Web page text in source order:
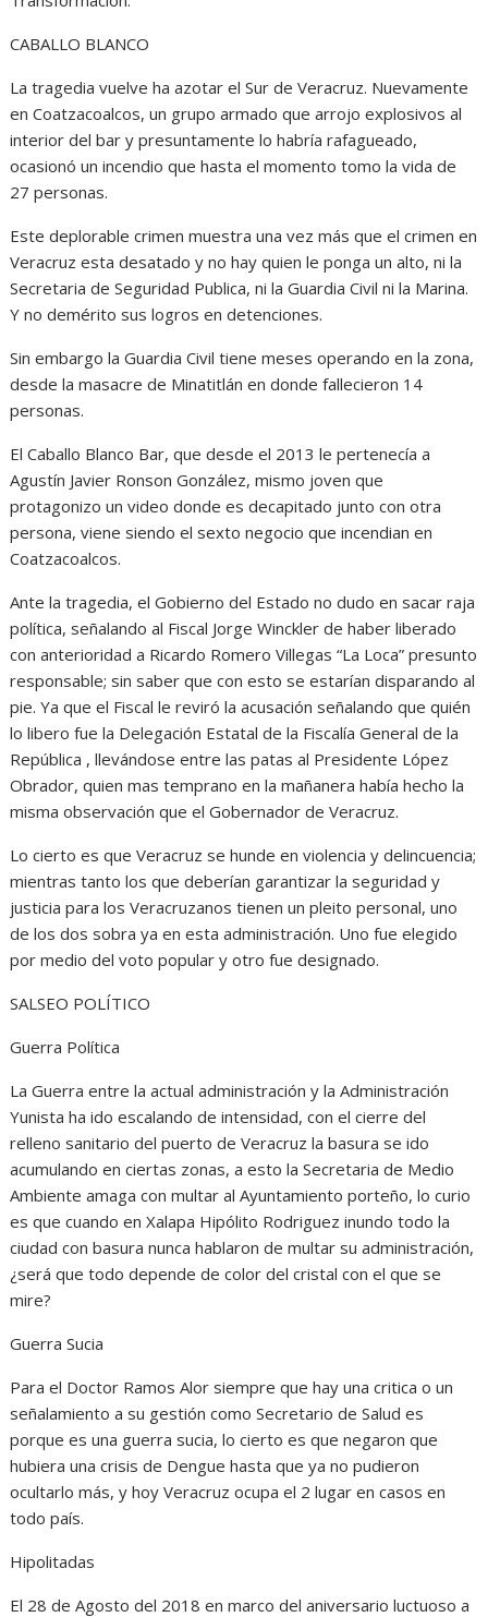
CABALLO BLANCO
La tragedia vuelve ha azotar el Sur de Veracruz. Nuevamente
en Coatzacoalcos, un grupo armado que arrojo explosivos al
interior del bar y presuntamente lo habría rafagueado,
ocasionó un incendio que hasta el momento tomo la vida de
27 personas.
Este deplorable crimen muestra una vez más que el crimen en
Veracruz esta desatado y no hay quien le ponga un alto, ni la
Secretaria de Seguridad Publica, ni la Guardia Civil ni la Marina.
Y no demérito sus logros en detenciones.
Sin embargo la Guardia Civil tiene meses operando en la zona,
desde la masacre de Minatitlán en donde fallecieron 14
personas.
El Caballo Blanco Bar, que desde el 2013 le pertenecía a
Agustín Javier Ronson González, mismo joven que
protagonizo un video donde es decapitado junto con otra
persona, viene siendo el sexto negocio que incendian en
Coatzacoalcos.
Ante la tragedia, el Gobierno del Estado no dudo en sacar raja
política, señalando al Fiscal Jorge Winckler de haber liberado
con anterioridad a Ricardo Romero Villegas “La Loca” presunto
responsable; sin saber que con esto se estarían disparando al
pie. Ya que el Fiscal le reviró la acusación señalando que quién
lo libero fue la Delegación Estatal de la Fiscalía General de la
República , llevándose entre las patas al Presidente López
Obrador, quien mas temprano en la mañanera había hecho la
misma observación que el Gobernador de Veracruz.
Lo cierto es que Veracruz se hunde en violencia y delincuencia;
mientras tanto los que deberían garantizar la seguridad y
justicia para los Veracruzanos tienen un pleito personal, uno
de los dos sobra ya en esta administración. Uno fue elegido
por medio del voto popular y otro fue designado.
SALSEO POLÍTICO
Guerra Política
La Guerra entre la actual administración y la Administración
Yunista ha ido escalando de intensidad, con el cierre del
relleno sanitario del puerto de Veracruz la basura se ido
acumulando en ciertas zonas, a esto la Secretaria de Medio
Ambiente amaga con multar al Ayuntamiento porteño, lo curio
es que cuando en Xalapa Hipólito Rodriguez inundo todo la
ciudad con basura nunca hablaron de multar su administración,
¿será que todo depende de color del cristal con el que se
mire?
Guerra Sucia
Para el Doctor Ramos Alor siempre que hay una critica o un
señalamiento a su gestión como Secretario de Salud es
porque es una guerra sucia, lo cierto es que negaron que
hubiera una crisis de Dengue hasta que ya no pudieron
ocultarlo más, y hoy Veracruz ocupa el 2 lugar en casos en
todo país.
Hipolitadas
El 28 de Agosto del 2018 en marco del aniversario luctuoso a